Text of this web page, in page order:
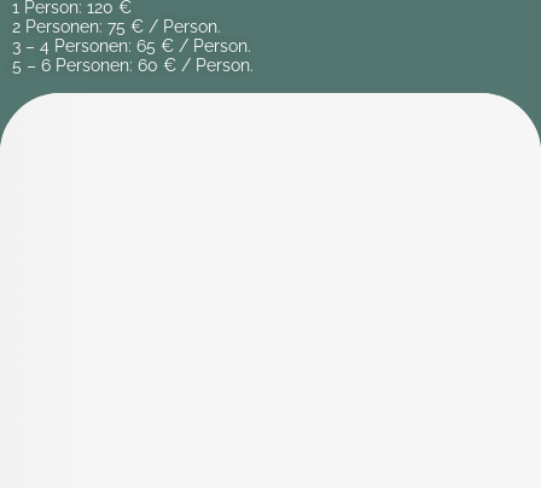
1 Person: 120 €
2 Personen: 75 € / Person.
3 – 4 Personen: 65 € / Person.
5 – 6 Personen: 60 € / Person.